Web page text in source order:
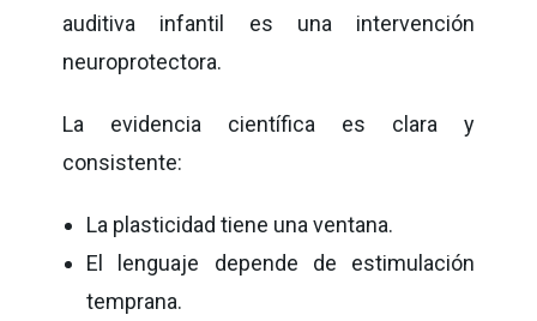
auditiva infantil es una intervención
neuroprotectora.
La evidencia científica es clara y
consistente:
La plasticidad tiene una ventana.
El lenguaje depende de estimulación
temprana.